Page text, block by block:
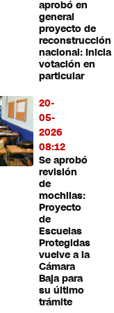
aprobó en
general
proyecto de
reconstrucción
nacional: Inicia
votación en
particular
20-
05-
2026
08:12
Se aprobó
revisión
de
mochilas:
Proyecto
de
Escuelas
Protegidas
vuelve a la
Cámara
Baja para
su último
trámite